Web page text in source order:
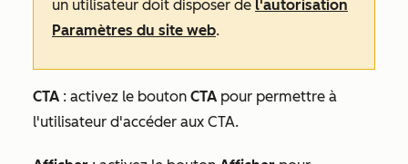
un utilisateur doit disposer de l'autorisation
Paramètres du site web.
CTA : activez le bouton CTA pour permettre à
l'utilisateur d'accéder aux CTA.